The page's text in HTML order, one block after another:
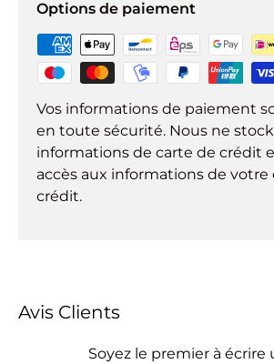
Options de paiement
Vos informations de paiement
en toute sécurité. Nous ne
informations de carte de crédit
accès aux informations de votre
crédit.
Avis Clients
Soyez le premier à écrire